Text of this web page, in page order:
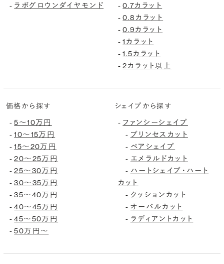
- ラボグロウンダイヤモンド
-0.7カラット
-0.8カラット
-0.9カラット
-1カラット
-1.5カラット
-2カラット以上
価格から探す
-5〜10万円
-10〜15万円
-15〜20万円
-20〜25万円
-25〜30万円
-30〜35万円
-35〜40万円
-40〜45万円
-45〜50万円
-50万円〜
シェイプから探す
- ファンシーシェイプ
- プリンセスカット
- ペアシェイプ
- エメラルドカット
- ハートシェイプ・ハート
カット
- クッションカット
- オーバルカット
- ラディアントカット